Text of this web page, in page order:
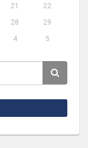
21
22
28
29
4 5